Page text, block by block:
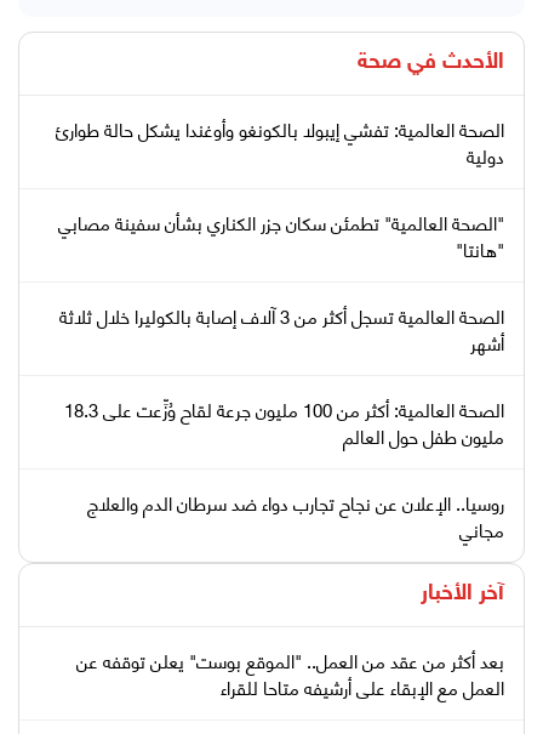
الأحدث في صحة
الصحة العالمية: تفشي إيبولا بالكونغو وأوغندا يشكل حالة طوارئ
دولية
"الصحة العالمية" تطمئن سكان جزر الكناري بشأن سفينة مصابي
"هانتا"
الصحة العالمية تسجل أكثر من 3 آلاف إصابة بالكوليرا خلال ثلاثة
أشهر
الصحة العالمية: أكثر من 100 مليون جرعة لقاح وُزِّعت على 18.3
مليون طفل حول العالم
روسيا.. الإعلان عن نجاح تجارب دواء ضد سرطان الدم والعلاج
مجاني
آخر الأخبار
بعد أكثر من عقد من العمل.. "الموقع بوست" يعلن توقفه عن
العمل مع الإبقاء على أرشيفه متاحا للقراء